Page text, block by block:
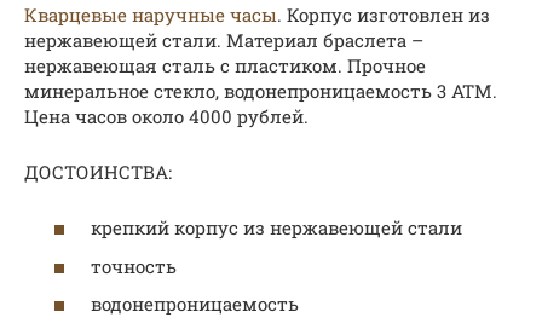
Кварцевые наручные часы. Корпус изготовлен из
нержавеющей стали. Материал браслета –
нержавеющая сталь с пластиком. Прочное
минеральное стекло, водонепроницаемость 3 АТМ.
Цена часов около 4000 рублей.
ДОСТОИНСТВА:
крепкий корпус из нержавеющей стали
точность
водонепроницаемость